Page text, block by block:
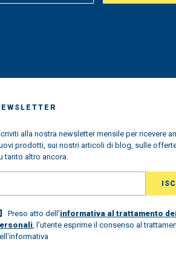
alla nostra newsletter mensile per ricevere
prodotti, sui nostri articoli di blog, sulle
tanto altro ancora.
Preso atto dell'informativa al trattamento
, l'utente esprime il consenso al